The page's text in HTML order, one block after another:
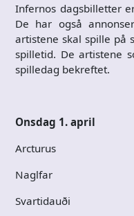
Infernos dagsbilletter
De har også
artistene skal spille på
spilletid. De artistene
spilledag bekreftet.
Onsdag 1. april
Arcturus
Naglfar
Svartidauði